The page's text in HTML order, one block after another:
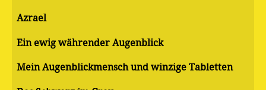
Azrael
Ein ewig währender Augenblick
Mein Augenblickmensch und winzige Tabletten